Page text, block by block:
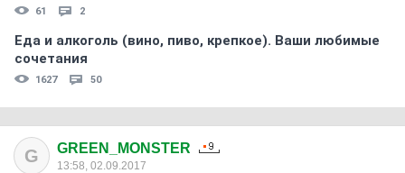
61 2
Еда и алкоголь (вино, пиво, крепкое). Ваши любимые
сочетания
1627 50
G GREEN_MONSTER
13:58, 02.09.2017